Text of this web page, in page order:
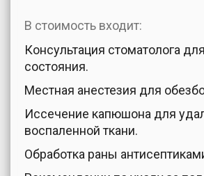
В стоимость входит:
Консультация стоматолога
состояния.
Местная анестезия для
Иссечение капюшона для
воспаленной ткани.
Обработка раны